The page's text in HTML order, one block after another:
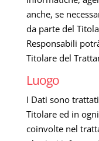
anche, se
da parte del
Responsabili
Titolare del
Luogo
I Dati sono
Titolare ed in
coinvolte nel